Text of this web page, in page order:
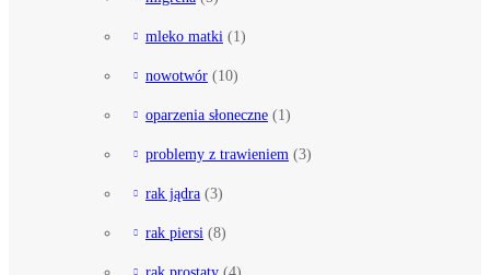
mleko matki (1)
nowotwór (10)
oparzenia słoneczne (1)
problemy z trawieniem (3)
rak jądra (3)
rak piersi (8)